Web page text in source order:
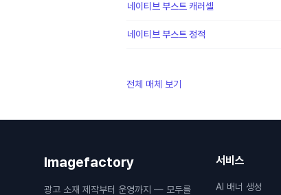
네이티브 부스트 캐러셀
네이티브 부스트 정적
전체 매체 보기
Imagefactory
광고 소재 제작부터 운영까지 — 모두를
서비스
AI 배너 생성